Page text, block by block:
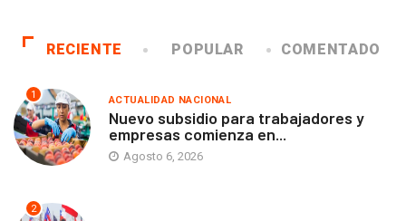
RECIENTE POPULAR COMENTADO
1 ACTUALIDAD NACIONAL
Nuevo subsidio para trabajadores y
empresas comienza en...
Agosto 6, 2026
2